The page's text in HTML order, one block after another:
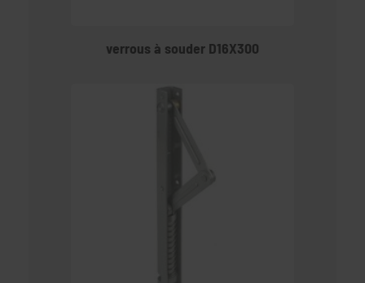
verrous à souder D16X300